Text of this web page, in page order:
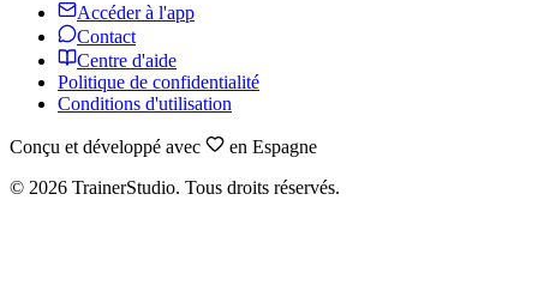
Accéder à l'app
Contact
Centre d'aide
Politique de confidentialité
Conditions d'utilisation
Conçu et développé avec
en Espagne
© 2026 TrainerStudio. Tous droits réservés.